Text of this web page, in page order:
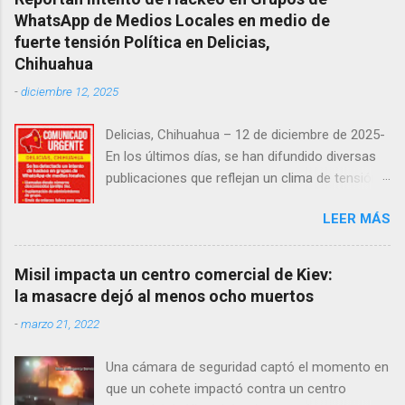
WhatsApp de Medios Locales en medio de
fuerte tensión Política en Delicias,
Chihuahua
-diciembre 12, 2025
Delicias, Chihuahua – 12 de diciembre de 2025-
En los últimos días, se han difundido diversas
publicaciones que reflejan un clima de tensión
señalamientos sobre presuntas irregularidades
atribuidas a elementos de la Fiscalía General de
la República, así como manifestaciones de
agricultores en rechazo a la Ley de Agua. Ayer,
durante una posada organizada por la
imágenes de la legisladora y del senador Adán
Augusto López, acompañadas de mensajes de
LEER MÁS
Misil impacta un centro comercial de Kiev:
la masacre dejó al menos ocho muertos
-marzo 21, 2022
Una cámara de seguridad captó el momento en
que un cohete impactó contra un centro